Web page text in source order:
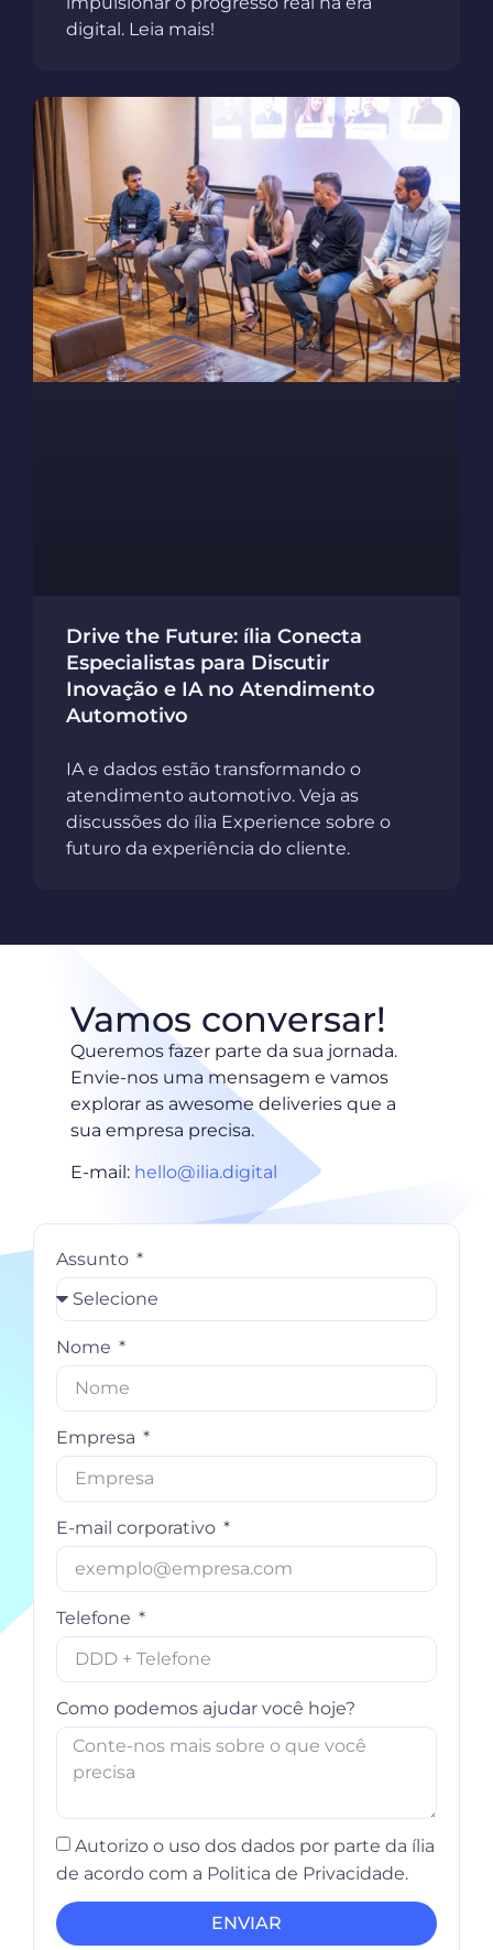
digital. Leia mais!
Drive the Future: ília Conecta
Especialistas para Discutir
Inovação e IA no Atendimento
Automotivo
IA e dados estão transformando o
atendimento automotivo. Veja as
discussões do ília Experience sobre o
futuro da experiência do cliente.
Assunto
Nome
Empresa
E-mail corporativo
Telefone
Como podemos ajudar você hoje?
Autorizo o uso dos dados por parte da ília
de acordo com a Politica de Privacidade.
ENVIAR
Vamos conversar!
Queremos fazer parte da sua jornada.
Envie-nos uma mensagem e vamos
explorar as awesome deliveries que a
sua empresa precisa.
E-mail: hello@ilia.digital